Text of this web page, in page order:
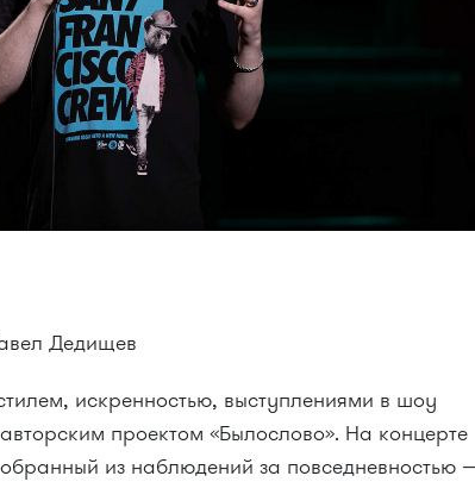
Дедищев
искренностью, выступлениями в шоу
проектом «Былослово». На концерте
из наблюдений за повседневностью